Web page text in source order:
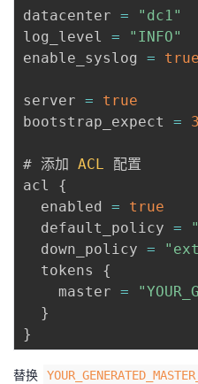
datacenter =
"dc1"
log_level =
"INFO"
enable_syslog = true
server =
true
bootstrap_expect = 3
# 添加 ACL 配置
acl {
  enabled
=
true
  default_policy
=
  down_policy
=
  tokens
{
    master
=
}
}
替换